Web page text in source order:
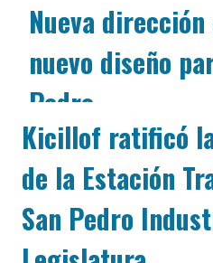
Nueva
nuevo diseño
Pedro
agosto 06, 2026
la información de San Pedro
encontrarnos en nuestra
Kicillof ratificó
de la Estación
San Pedro